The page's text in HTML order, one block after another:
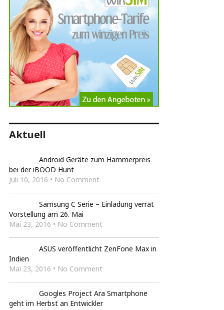
Aktuell
Android Geräte zum Hammerpreis
bei der iBOOD Hunt
Juli 10, 2016 • No Comment
Samsung C Serie – Einladung verrät
Vorstellung am 26. Mai
Mai 23, 2016 • No Comment
ASUS veröffentlicht ZenFone Max in
Indien
Mai 23, 2016 • No Comment
Googles Project Ara Smartphone
geht im Herbst an Entwickler